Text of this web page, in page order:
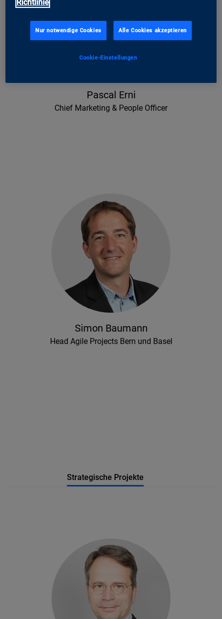
Pascal Erni
Chief Marketing & People Officer
Simon Baumann
Head Agile Projects Bern und Basel
Strategische Projekte
Richtlinie
Nur notwendige Cookies Alle Cookies akzeptieren
Cookie-Einstellungen